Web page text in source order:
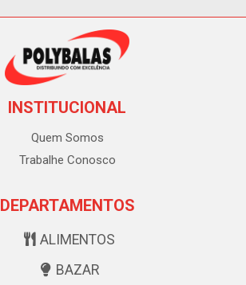
INSTITUCIONAL
Quem Somos
Trabalhe Conosco
DEPARTAMENTOS
ALIMENTOS
BAZAR